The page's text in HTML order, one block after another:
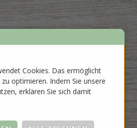
Cookies. Das ermöglicht
optimieren. Indem Sie unsere
erklären Sie sich damit